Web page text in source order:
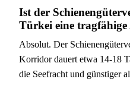
Ist der
Türkei eine
Absolut. Der
Korridor dauert etwa 14-18
die Seefracht und günstiger